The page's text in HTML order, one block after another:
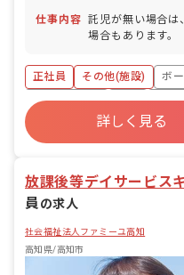
仕事内容 託児が無い場合は
場合もあります。
正社員 その他(施設)
ボ
社会保険完備
有給
福利
昇給昇進あり
詳しく見る
放課後等デイサービス
員 の求人
社会福祉法人ファミーユ高知
高知県/高知市